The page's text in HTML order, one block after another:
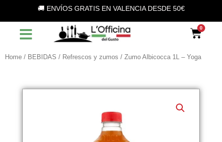
contenuto
🚚 ENVÍOS GRATIS EN VALENCIA DESDE 50€
Home / BEBIDAS / Refrescos y zumos / Zumo Albicocca 1L – Yoga